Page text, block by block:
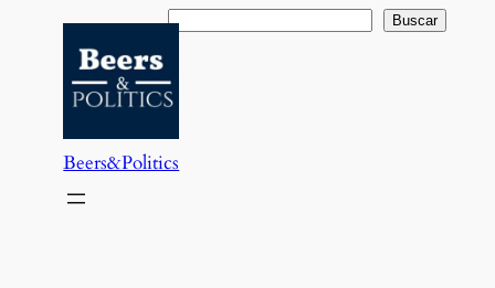
contenido
Buscar Buscar
Beers&Politics